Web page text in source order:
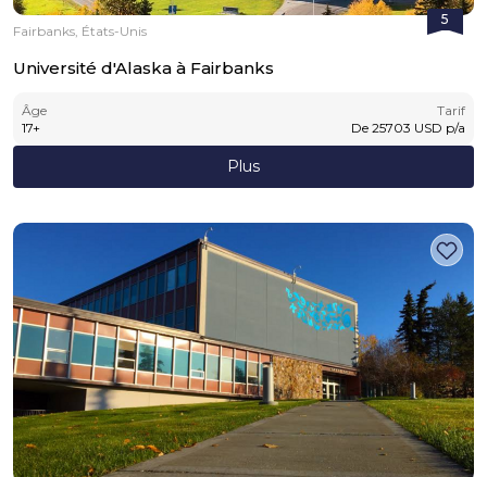
5
Fairbanks, États-Unis
Université d'Alaska à Fairbanks
Âge
17+
Tarif
De 25703 USD p/a
Plus